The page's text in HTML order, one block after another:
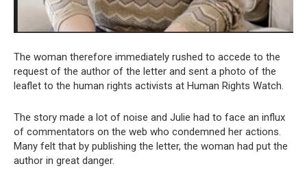
The woman therefore immediately rushed to accede to the
request of the author of the letter and sent a photo of the
leaflet to the human rights activists at Human Rights Watch.
The story made a lot of noise and Julie had to face an influx
of commentators on the web who condemned her actions.
Many felt that by publishing the letter, the woman had put the
author in great danger.